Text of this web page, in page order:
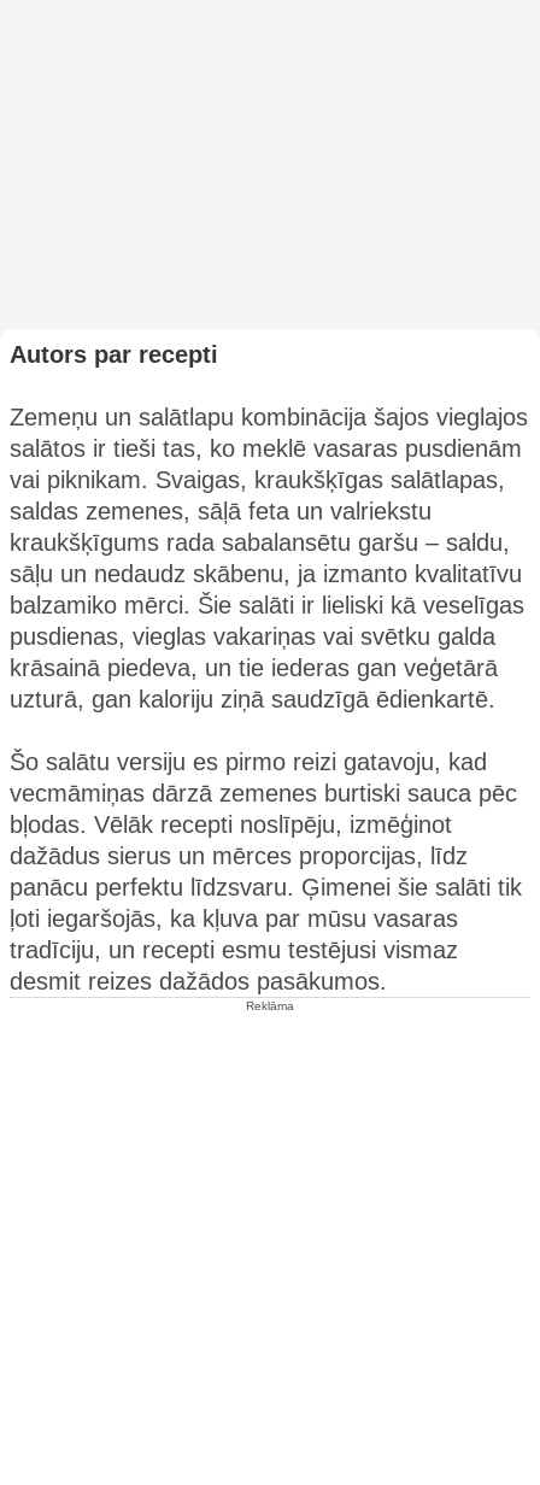
Autors par recepti
Zemeņu un salātlapu kombinācija šajos vieglajos
salātos ir tieši tas, ko meklē vasaras pusdienām
vai piknikam. Svaigas, kraukšķīgas salātlapas,
saldas zemenes, sāļā feta un valriekstu
kraukšķīgums rada sabalansētu garšu – saldu,
sāļu un nedaudz skābenu, ja izmanto kvalitatīvu
balzamiko mērci. Šie salāti ir lieliski kā veselīgas
pusdienas, vieglas vakariņas vai svētku galda
krāsainā piedeva, un tie iederas gan veģetārā
uzturā, gan kaloriju ziņā saudzīgā ēdienkartē.
Šo salātu versiju es pirmo reizi gatavoju, kad
vecmāmiņas dārzā zemenes burtiski sauca pēc
bļodas. Vēlāk recepti noslīpēju, izmēģinot
dažādus sierus un mērces proporcijas, līdz
panācu perfektu līdzsvaru. Ģimenei šie salāti tik
ļoti iegaršojās, ka kļuva par mūsu vasaras
tradīciju, un recepti esmu testējusi vismaz
desmit reizes dažādos pasākumos.
Reklāma